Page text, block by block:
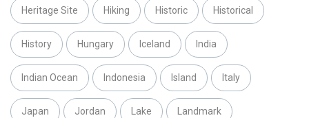
Heritage Site Hiking Historic Historical
History Hungary Iceland India
Indian Ocean Indonesia Island Italy
Japan Jordan Lake Landmark